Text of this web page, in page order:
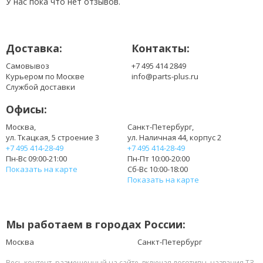
Доставка:
Самовывоз
Курьером по Москве
Службой доставки
Контакты:
+7 495 414 2849
info@parts-plus.ru
Офисы:
Москва,
ул. Ткацкая, 5 строение 3
+7 495 414-28-49
Пн-Вс 09:00-21:00
Показать на карте
Санкт-Петербург,
ул. Наличная 44, корпус 2
+7 495 414-28-49
Пн-Пт 10:00-20:00
Сб-Вс 10:00-18:00
Показать на карте
Мы работаем в городах России:
Москва Санкт-Петербург